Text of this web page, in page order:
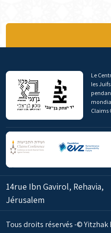
Le
les
Claims
14rue Ibn Gavirol, Rehavia,
Jérusalem
Tous droits réservés -© Yitzhak